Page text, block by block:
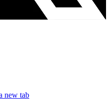
new tab